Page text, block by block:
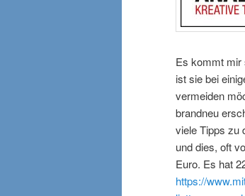
Es kommt mir
ist sie bei
vermeiden
brandneu
viele Tipps zu
und dies, oft
Euro. Es hat
https://